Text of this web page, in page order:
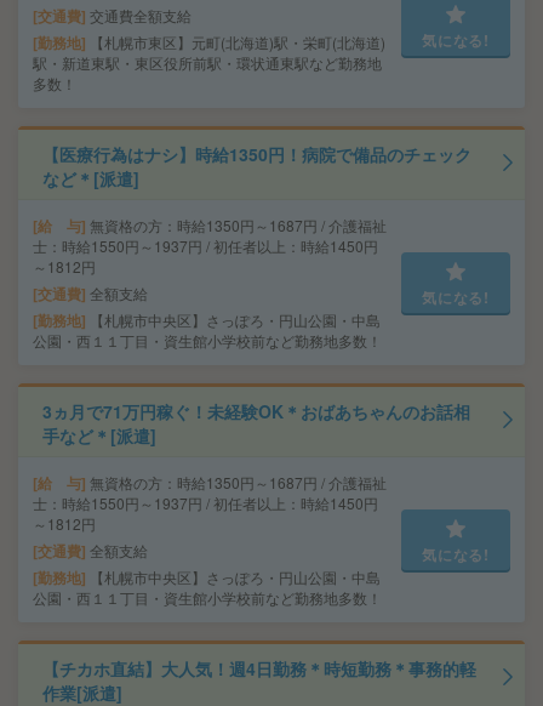
交通費 交通費全額支給
勤務地
【札幌市東区】元町(北海道)駅・栄町(北海道)
駅・新道東駅・東区役所前駅・環状通東駅など勤務地
多数！
気になる!
【医療行為はナシ】時給1350円！病院で備品のチェック
など＊[派遣]
給 与 無資格の方：時給1350円～1687円 / 介護福祉
士：時給1550円～1937円 / 初任者以上：時給1450円
～1812円
交通費 全額支給
勤務地
【札幌市中央区】さっぽろ・円山公園・中島
公園・西１１丁目・資生館小学校前など勤務地多数！
気になる!
3ヵ月で71万円稼ぐ！未経験OK＊おばあちゃんのお話相
手など＊[派遣]
給 与 無資格の方：時給1350円～1687円 / 介護福祉
士：時給1550円～1937円 / 初任者以上：時給1450円
～1812円
交通費 全額支給
勤務地
【札幌市中央区】さっぽろ・円山公園・中島
公園・西１１丁目・資生館小学校前など勤務地多数！
気になる!
【チカホ直結】大人気！週4日勤務＊時短勤務＊事務的軽
作業[派遣]